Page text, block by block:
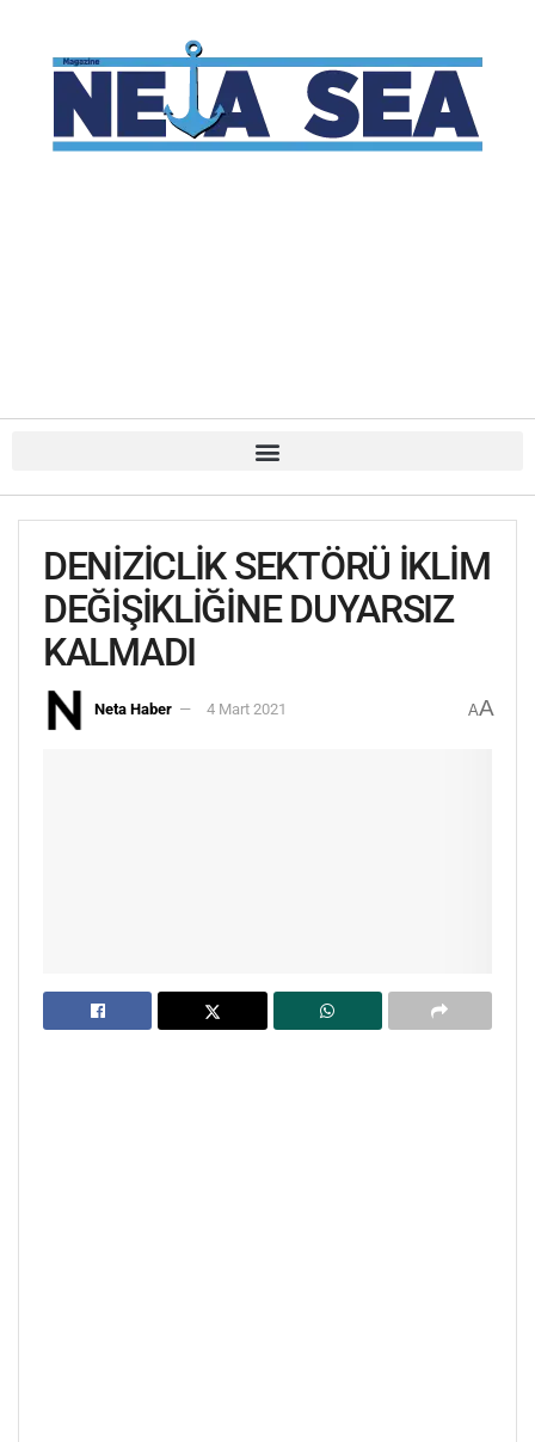
DENİZİCLİK SEKTÖRÜ İKLİM
DEĞİŞİKLİĞİNE DUYARSIZ
KALMADI
Neta Haber 4 Mart 2021 AA